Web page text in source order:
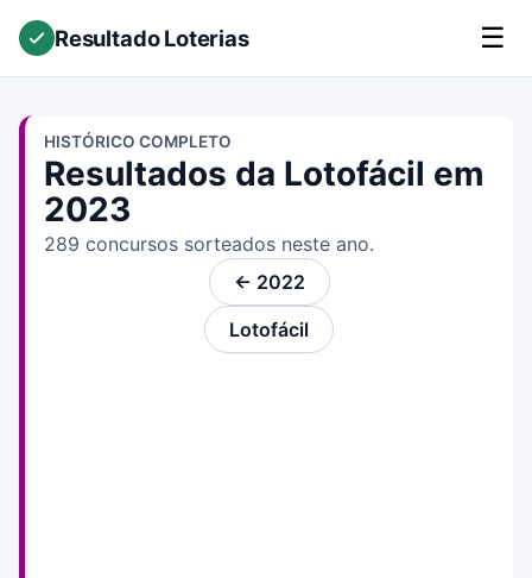
Resultado Loterias ☰
HISTÓRICO COMPLETO
Resultados da Lotofácil em
2023
289 concursos sorteados neste ano.
← 2022
Lotofácil